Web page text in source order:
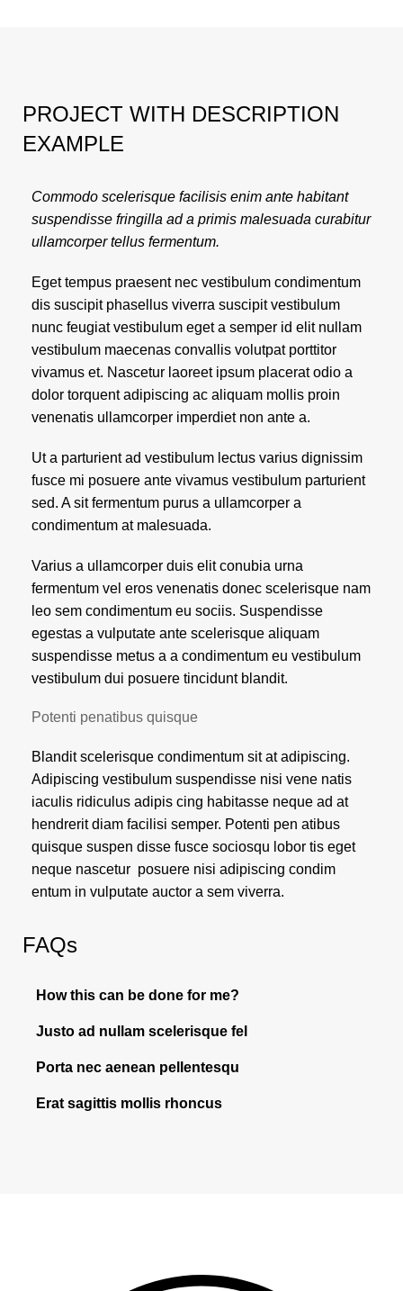
PROJECT WITH DESCRIPTION
EXAMPLE
Commodo scelerisque facilisis enim ante habitant
suspendisse fringilla ad a primis malesuada curabitur
ullamcorper tellus fermentum.
Eget tempus praesent nec vestibulum condimentum
dis suscipit phasellus viverra suscipit vestibulum
nunc feugiat vestibulum eget a semper id elit nullam
vestibulum maecenas convallis volutpat porttitor
vivamus et. Nascetur laoreet ipsum placerat odio a
dolor torquent adipiscing ac aliquam mollis proin
venenatis ullamcorper imperdiet non ante a.
Ut a parturient ad vestibulum lectus varius dignissim
fusce mi posuere ante vivamus vestibulum parturient
sed. A sit fermentum purus a ullamcorper a
condimentum at malesuada.
Varius a ullamcorper duis elit conubia urna
fermentum vel eros venenatis donec scelerisque nam
leo sem condimentum eu sociis. Suspendisse
egestas a vulputate ante scelerisque aliquam
suspendisse metus a a condimentum eu vestibulum
vestibulum dui posuere tincidunt blandit.
Potenti penatibus quisque
Blandit scelerisque condimentum sit at adipiscing.
Adipiscing vestibulum suspendisse nisi vene natis
iaculis ridiculus adipis cing habitasse neque ad at
hendrerit diam facilisi semper. Potenti pen atibus
quisque suspen disse fusce sociosqu lobor tis eget
neque nascetur posuere nisi adipiscing condim
entum in vulputate auctor a sem viverra.
FAQs
How this can be done for me?
Justo ad nullam scelerisque fel
Porta nec aenean pellentesqu
Erat sagittis mollis rhoncus